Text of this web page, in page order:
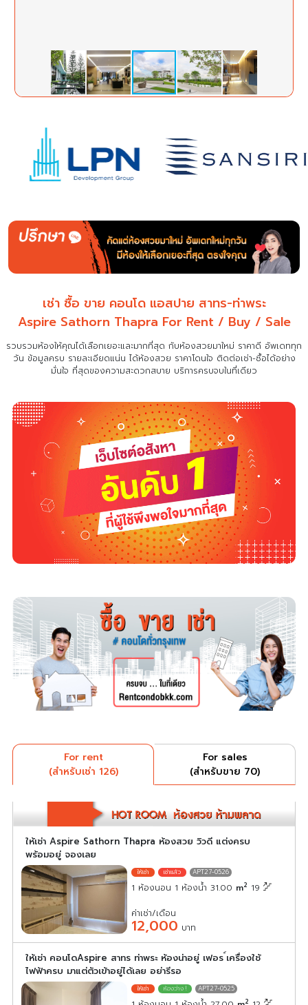
เช่า ซื้อ ขาย คอนโด แอสปาย สาทร-ท่าพระ
Aspire Sathorn Thapra For Rent / Buy / Sale
รวบรวมห้องให้คุณได้เลือกเยอะและมากที่สุด กับห้องสวยมาใหม่ ราคาดี อัพเดททุก
วัน ข้อมูลครบ รายละเอียดแน่นได้ห้องสวย ราคาโดนใจ ติดต่อเช่า-ซื้อได้อย่าง
มั่นใจ ที่สุดของความสะดวกสบาย บริการครบจบในที่เดียว
For rent
(สำหรับเช่า 126)
For sales
(สำหรับขาย 70)
ให้เช่า Aspire Sathorn Thapra ห้องสวย วิวดี แต่งครบ
พร้อมอยู่ จองเลย
APT27-0526
1 ห้องนอน 1 ห้องน้ำ 31.00 m2 19
ค่าเช่า/เดือน
12,000 บาท
ให้เช่า คอนโดAspire สาทร ท่าพระ ห้องน่าอยู่ เฟอร ์เครื่องใช้
ไฟฟ้าครบ มาแต่ตัวเข้าอยู่ได้เลย อย่ารีรอ
APT27-0525
2